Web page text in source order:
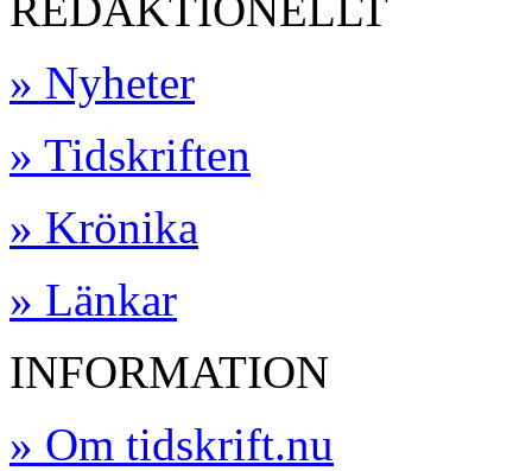
» Nyheter
» Tidskriften
» Krönika
» Länkar
INFORMATION
» Om tidskrift.nu